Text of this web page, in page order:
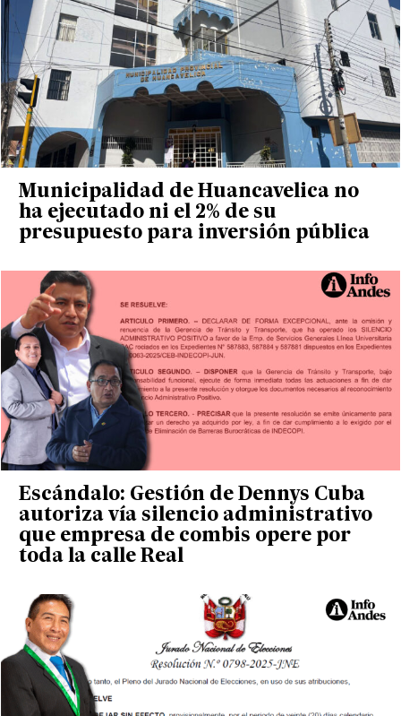
Municipalidad de Huancavelica no
ha ejecutado ni el 2% de su
presupuesto para inversión pública
Escándalo: Gestión de Dennys Cuba
autoriza vía silencio administrativo
que empresa de combis opere por
toda la calle Real